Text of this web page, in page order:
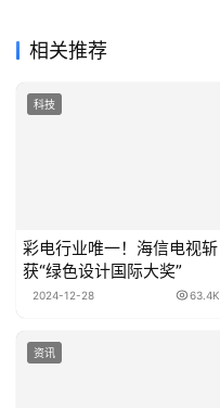
相关推荐
科技
彩电行业唯一！海信电视斩
获“绿色设计国际大奖”
2024-12-28 63.4K
资讯